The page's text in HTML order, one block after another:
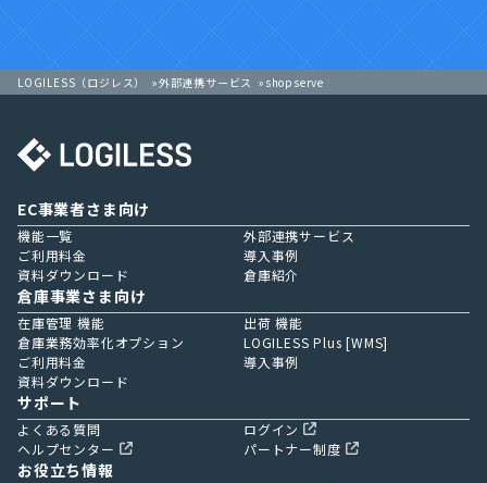
LOGILESS（ロジレス） 外部連携サービス shopserve
EC事業者さま向け
機能一覧
外部連携サービス
ご利用料金
導入事例
資料ダウンロード
倉庫紹介
倉庫事業さま向け
在庫管理 機能
出荷 機能
倉庫業務効率化オプション
LOGILESS Plus [WMS]
ご利用料金
導入事例
資料ダウンロード
サポート
よくある質問
ログイン
ヘルプセンター
パートナー制度
お役立ち情報